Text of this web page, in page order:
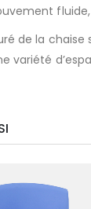
fluide,
de la
variété